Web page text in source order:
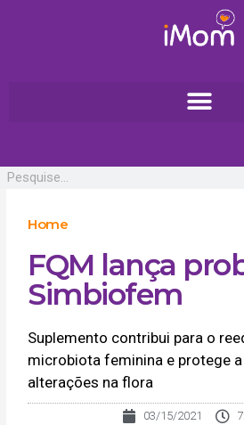
Home
FQM lança
Simbiofem
Suplemento contribui para o
microbiota feminina e protege
alterações na flora
03/15/2021